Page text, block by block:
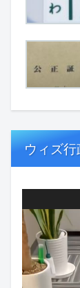
ウィズ
画
プ
レ
ー